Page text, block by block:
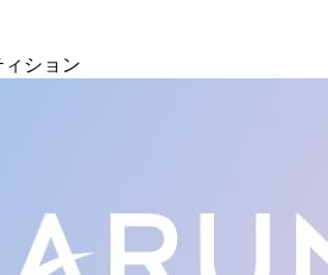
ィション